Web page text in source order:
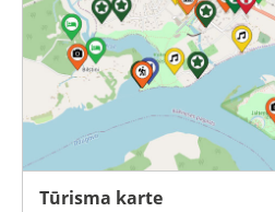
Tūrisma karte